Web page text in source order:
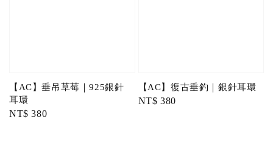
【AC】垂吊草莓｜925銀針
耳環
Regular
NT$ 380
【AC】復古垂釣｜銀針耳環
Regular
NT$ 380